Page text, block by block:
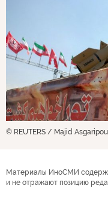
© REUTERS / Majid
Материалы ИноСМИ
и не отражают позицию